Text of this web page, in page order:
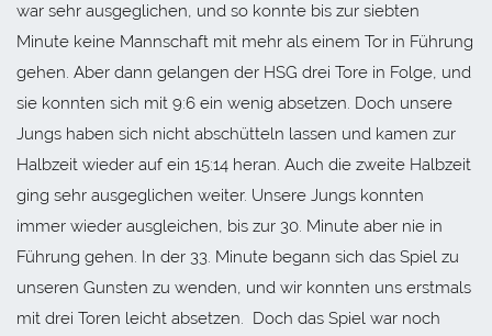
war sehr ausgeglichen, und so konnte bis zur siebten
Minute keine Mannschaft mit mehr als einem Tor in Führung
gehen. Aber dann gelangen der HSG drei Tore in Folge, und
sie konnten sich mit 9:6 ein wenig absetzen. Doch unsere
Jungs haben sich nicht abschütteln lassen und kamen zur
Halbzeit wieder auf ein 15:14 heran. Auch die zweite Halbzeit
ging sehr ausgeglichen weiter. Unsere Jungs konnten
immer wieder ausgleichen, bis zur 30. Minute aber nie in
Führung gehen. In der 33. Minute begann sich das Spiel zu
unseren Gunsten zu wenden, und wir konnten uns erstmals
mit drei Toren leicht absetzen. Doch das Spiel war noch